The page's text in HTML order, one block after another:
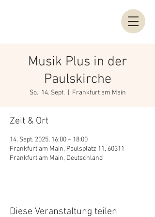
Musik Plus in der
Paulskirche
So., 14. Sept. Frankfurt am Main
Zeit & Ort
14. Sept. 2025, 16:00 – 18:00
Frankfurt am Main, Paulsplatz 11, 60311
Frankfurt am Main, Deutschland
Diese Veranstaltung teilen